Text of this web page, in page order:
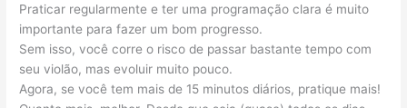
Praticar regularmente e ter uma programação clara é muito
importante para fazer um bom progresso.
Sem isso, você corre o risco de passar bastante tempo com
seu violão, mas evoluir muito pouco.
Agora, se você tem mais de 15 minutos diários, pratique mais!